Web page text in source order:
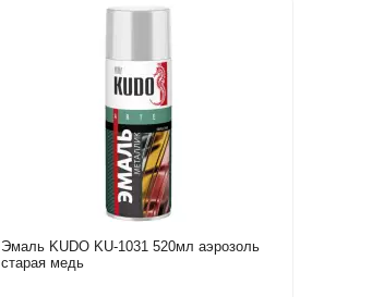
Эмаль KUDO KU-1031 520мл аэрозоль
старая медь